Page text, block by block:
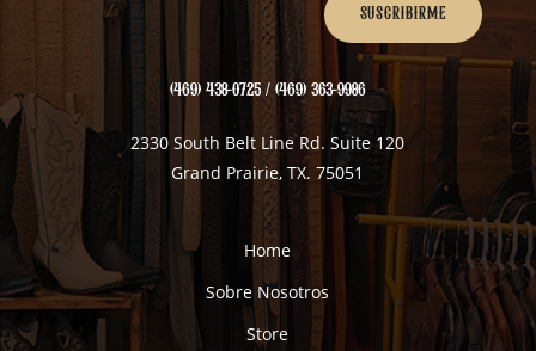
SUSCRIBIRME
(469) 438-0725 / (469) 363-9986
2330 South Belt Line Rd. Suite 120
Grand Prairie, TX. 75051
Home
Sobre Nosotros
Store